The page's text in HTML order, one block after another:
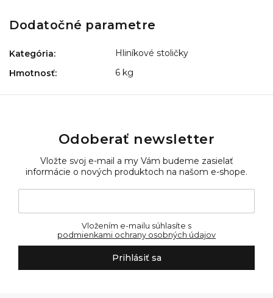
Dodatočné parametre
Kategória:
Hliníkové stoličky
Hmotnosť: 6 kg
Odoberať newsletter
Vložte svoj e-mail a my Vám budeme zasielať
informácie o nových produktoch na našom e-shope.
podmienkami ochrany osobných údajov
Prihlásiť sa